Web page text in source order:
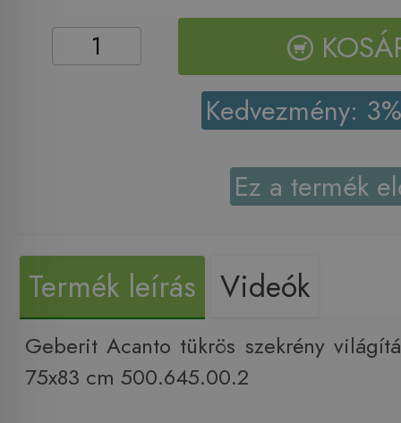
Kedvezmény:
Ez a termék
Termék leírás Videók
Geberit Acanto tükrös szekrény
75x83 cm 500.645.00.2